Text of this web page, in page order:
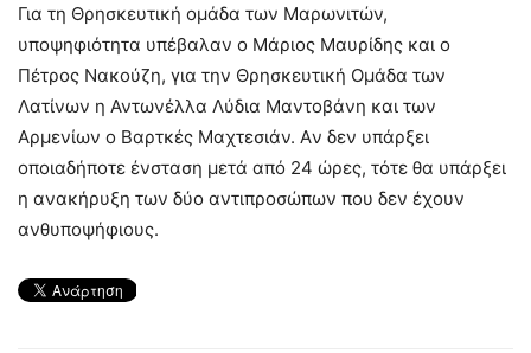
Για τη Θρησκευτική ομάδα των Μαρωνιτών,
υποψηφιότητα υπέβαλαν ο Μάριος Μαυρίδης και ο
Πέτρος Νακούζη, για την Θρησκευτική Ομάδα των
Λατίνων η Αντωνέλλα Λύδια Μαντοβάνη και των
Αρμενίων ο Βαρτκές Μαχτεσιάν. Aν δεν υπάρξει
οποιαδήποτε ένσταση μετά από 24 ώρες, τότε θα υπάρξει
η ανακήρυξη των δύο αντιπροσώπων που δεν έχουν
ανθυποψήφιους.